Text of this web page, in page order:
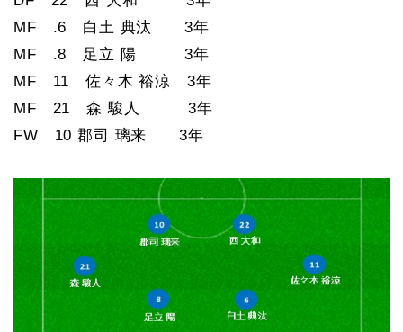
MF .6 白土 典汰 3年
MF .8 足立 陽 3年
MF 11 佐々木 裕涼 3年
MF 21 森 駿人 3年
FW 10 郡司 璃来 3年